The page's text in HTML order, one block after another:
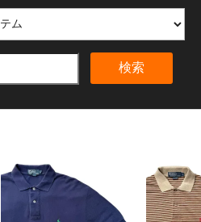
検索